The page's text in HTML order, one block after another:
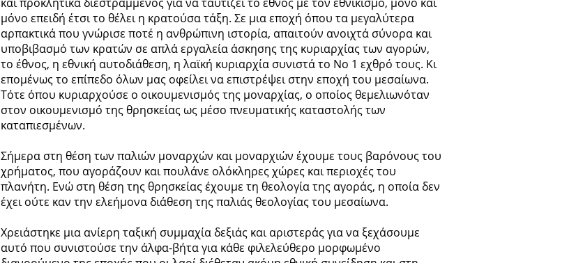
μόνο επειδή έτσι το θέλει η κρατούσα τάξη. Σε μια εποχή όπου τα μεγαλύτερα
αρπακτικά που γνώρισε ποτέ η ανθρώπινη ιστορία, απαιτούν ανοιχτά σύνορα και
υποβιβασμό των κρατών σε απλά εργαλεία άσκησης της κυριαρχίας των αγορών,
το έθνος, η εθνική αυτοδιάθεση, η λαϊκή κυριαρχία συνιστά το Νο 1 εχθρό τους. Κι
επομένως το επίπεδο όλων μας οφείλει να επιστρέψει στην εποχή του μεσαίωνα.
Τότε όπου κυριαρχούσε ο οικουμενισμός της μοναρχίας, ο οποίος θεμελιωνόταν
στον οικουμενισμό της θρησκείας ως μέσο πνευματικής καταστολής των
καταπιεσμένων.
Σήμερα στη θέση των παλιών μοναρχών και μοναρχιών έχουμε τους βαρόνους του
χρήματος, που αγοράζουν και πουλάνε ολόκληρες χώρες και περιοχές του
πλανήτη. Ενώ στη θέση της θρησκείας έχουμε τη θεολογία της αγοράς, η οποία δεν
έχει ούτε καν την ελεήμονα διάθεση της παλιάς θεολογίας του μεσαίωνα.
Χρειάστηκε μια ανίερη ταξική συμμαχία δεξιάς και αριστεράς για να ξεχάσουμε
αυτό που συνιστούσε την άλφα-βήτα για κάθε φιλελεύθερο μορφωμένο